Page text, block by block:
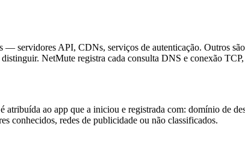
servidores API, CDNs, serviços de autenticação. Outros
NetMute registra cada consulta DNS e conexão
ao app que a iniciou e registrada com: domínio de
conhecidos, redes de publicidade ou não classificados.